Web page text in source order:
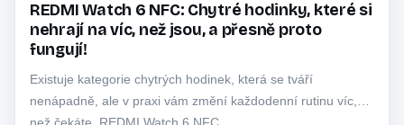
REDMI Watch 6 NFC: Chytré hodinky, které si
nehrají na víc, než jsou, a přesně proto
fungují!
Existuje kategorie chytrých hodinek, která se tváří
nenápadně, ale v praxi vám změní každodenní rutinu víc,